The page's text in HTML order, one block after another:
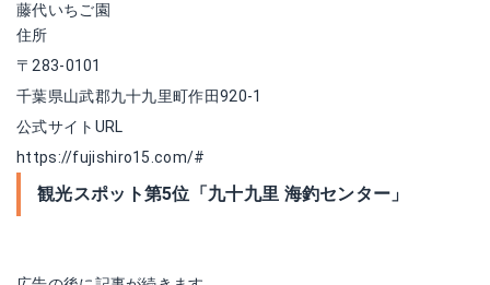
藤代いちご園
住所
〒283-0101
千葉県山武郡九十九里町作田920-1
公式サイトURL
https://fujishiro15.com/#
観光スポット第5位「九十九里 海釣センター」